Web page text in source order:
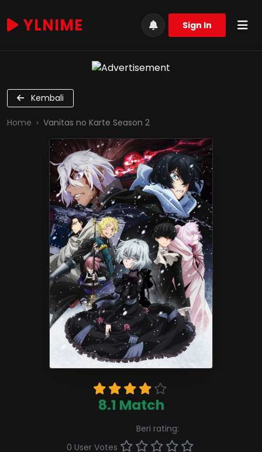
YLNIME Sign In
Kembali
Home Vanitas no Karte Season 2
8.1 Match
0 User Votes
Beri rating: